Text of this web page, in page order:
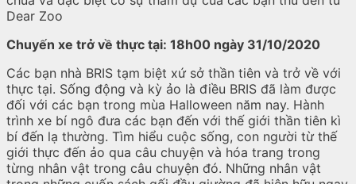
Dear Zoo
Chuyến xe trở về thực tại: 18h00 ngày 31/10/2020
Các bạn nhà BRIS tạm biệt xứ sở thần tiên và trở về với
thực tại. Sống động và kỳ ảo là điều BRIS đã làm được
đối với các bạn trong mùa Halloween năm nay. Hành
trình xe bí ngô đưa các bạn đến với thế giới thần tiên kì
bí đến lạ thường. Tìm hiểu cuộc sống, con người từ thế
giới thực đến ảo qua câu chuyện và hóa trang trong
từng nhân vật trong câu chuyện đó. Những nhân vật